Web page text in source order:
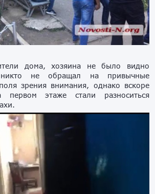
дома, хозяина не было видно
не обращал на привычные
зрения внимания, однако вскоре
этаже стали разноситься